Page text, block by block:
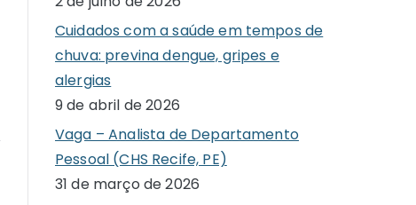
Cuidados com a saúde em tempos de
chuva: previna dengue, gripes e
alergias
9 de abril de 2026
Vaga – Analista de Departamento
Pessoal (CHS Recife, PE)
31 de março de 2026